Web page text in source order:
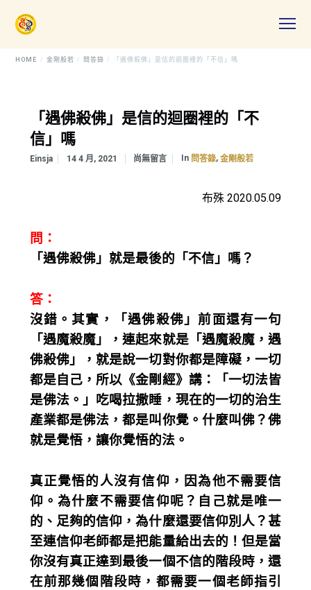
HOME 金剛般若 問答錄 「遇佛殺佛」是信的迴圈裡的「不信」嗎
「遇佛殺佛」是信的迴圈裡的「不
信」嗎
Einsja 14 4 月, 2021 尚無留言 In 問答錄, 金剛般若
布殊 2020.05.09
問：
「遇佛殺佛」就是最後的「不信」嗎？
答：
沒錯。其實，「遇佛殺佛」前面還有一句
「遇魔殺魔」，連起來就是「遇魔殺魔，遇
佛殺佛」，就是說一切對你都是障礙，一切
都是自己，所以《金剛經》講：「一切法皆
是佛法。」吃喝拉撒睡，現在的一切的治生
產業都是佛法，都是叫你覺。什麼叫佛？佛
就是覺悟，讓你覺悟的法。
真正覺悟的人沒有信仰，因為他不需要信
仰。為什麼不需要信仰呢？自己就是唯一
的、足夠的信仰，為什麼還要信仰別人？甚
至連信仰老師都是把能量給出去的！但是當
你沒有真正達到最後一個不信的階段時，還
在前那幾個階段時，都需要一個老師指引